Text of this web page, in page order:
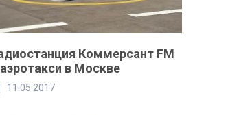
Коммерсант FM
в Москве
11.05.2017